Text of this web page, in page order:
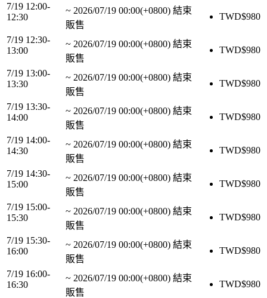
7/19 12:00-
12:30
~ 2026/07/19 00:00(+0800) 結束
販售
TWD$980
7/19 12:30-
13:00
~ 2026/07/19 00:00(+0800) 結束
販售
TWD$980
7/19 13:00-
13:30
~ 2026/07/19 00:00(+0800) 結束
販售
TWD$980
7/19 13:30-
14:00
~ 2026/07/19 00:00(+0800) 結束
販售
TWD$980
7/19 14:00-
14:30
~ 2026/07/19 00:00(+0800) 結束
販售
TWD$980
7/19 14:30-
15:00
~ 2026/07/19 00:00(+0800) 結束
販售
TWD$980
7/19 15:00-
15:30
~ 2026/07/19 00:00(+0800) 結束
販售
TWD$980
7/19 15:30-
16:00
~ 2026/07/19 00:00(+0800) 結束
販售
TWD$980
7/19 16:00-
16:30
~ 2026/07/19 00:00(+0800) 結束
販售
TWD$980